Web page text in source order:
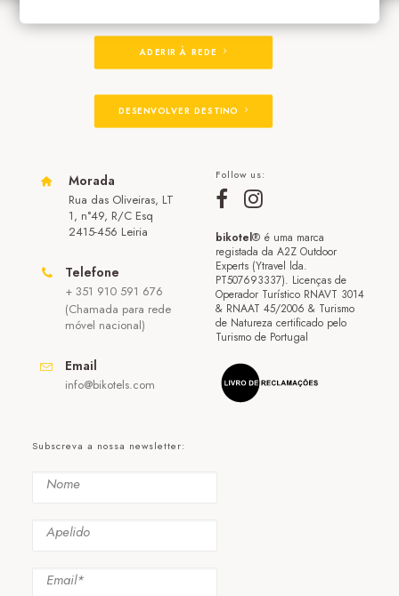
ADERIR À REDE
DESENVOLVER DESTINO
Morada
Rua das Oliveiras, LT
1, n°49, R/C Esq
2415-456 Leiria
Telefone
+ 351 910 591 676
(Chamada para rede
móvel nacional)
Email
info@bikotels.com
Follow us:
bikotel® é uma marca
registada da A2Z Outdoor
Experts (Ytravel lda.
PT507693337). Licenças de
Operador Turístico RNAVT 3014
& RNAAT 45/2006 & Turismo
de Natureza certificado pelo
Turismo de Portugal
Subscreva a nossa newsletter: